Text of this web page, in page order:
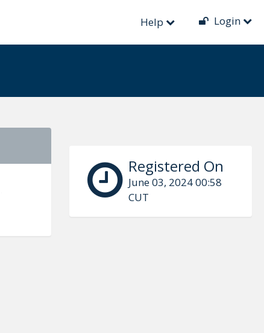
Help Login
Registered On
June 03, 2024 00:58
CUT